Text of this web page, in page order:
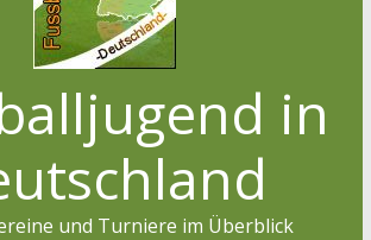
in
und Turniere im Überblick